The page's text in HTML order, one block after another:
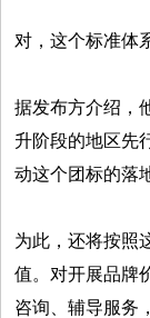
对，这个标准体
据发布方介绍，
升阶段的地区先
动这个团标的落
为此，还将按照
值。对开展品牌
咨询、辅导服务